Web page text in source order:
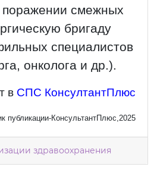
смежных
бригаду
специалистов
онколога и др.).
в СПС КонсултантПлюс
публикации-КонсультантПлюс,2025
здравоохранения